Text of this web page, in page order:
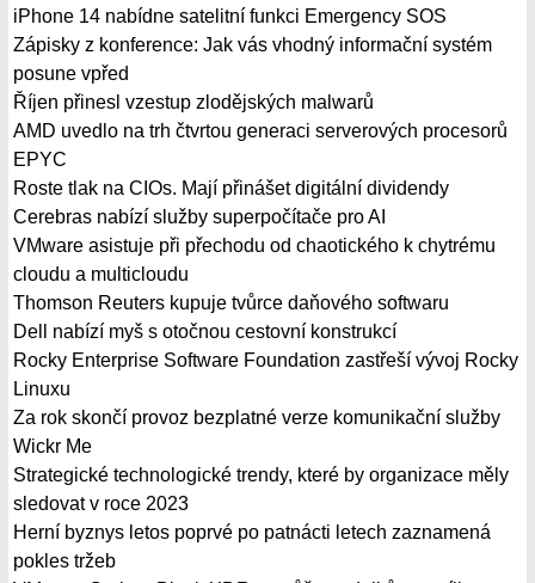
iPhone 14 nabídne satelitní funkci Emergency SOS
Zápisky z konference: Jak vás vhodný informační systém
posune vpřed
Říjen přinesl vzestup zlodějských malwarů
AMD uvedlo na trh čtvrtou generaci serverových procesorů
EPYC
Roste tlak na CIOs. Mají přinášet digitální dividendy
Cerebras nabízí služby superpočítače pro AI
VMware asistuje při přechodu od chaotického k chytrému
cloudu a multicloudu
Thomson Reuters kupuje tvůrce daňového softwaru
Dell nabízí myš s otočnou cestovní konstrukcí
Rocky Enterprise Software Foundation zastřeší vývoj Rocky
Linuxu
Za rok skončí provoz bezplatné verze komunikační služby
Wickr Me
Strategické technologické trendy, které by organizace měly
sledovat v roce 2023
Herní byznys letos poprvé po patnácti letech zaznamená
pokles tržeb